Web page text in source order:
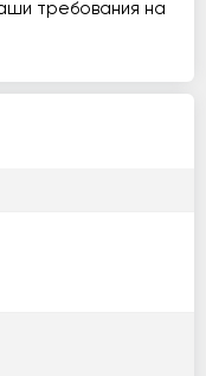
требования на